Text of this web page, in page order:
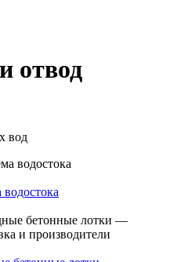
отвод
вод